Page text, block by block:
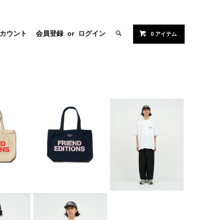
ウント 会員登録 or ログイン 0 アイテム